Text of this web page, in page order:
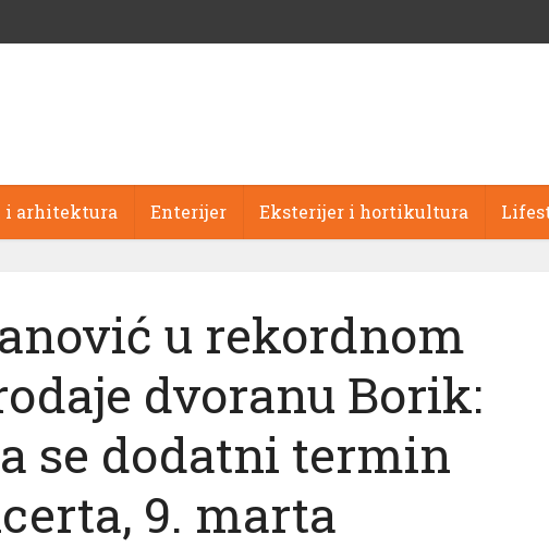
i arhitektura Enterijer Eksterijer i hortikultura
u rekordnom
dvoranu Borik:
se dodatni termin
9. marta